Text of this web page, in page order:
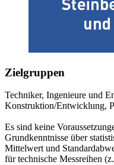
Zielgruppen
Techniker, Ingenieure und
Konstruktion/Entwicklung,
Es sind keine
Grundkenntnisse über
Mittelwert und
für technische Messreihen